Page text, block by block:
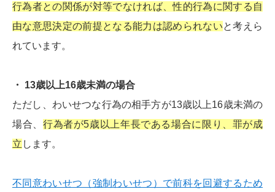
行為者との関係が対等でなければ、性的行為に関する自
由な意思決定の前提となる能力は認められないと考えら
れています。
・ 13歳以上16歳未満の場合
ただし、わいせつな行為の相手方が13歳以上16歳未満の
場合、 行為者が5歳以上年長である場合に限り、罪が成
立 します。
不同意わいせつ（強制わいせつ）で前科を回避するため